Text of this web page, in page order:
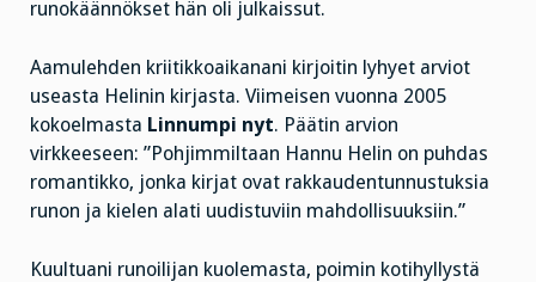
runokäännökset hän oli julkaissut.
Aamulehden kriitikkoaikanani kirjoitin lyhyet arviot
useasta Helinin kirjasta. Viimeisen vuonna 2005
kokoelmasta Linnumpi nyt. Päätin arvion
virkkeeseen: ”Pohjimmiltaan Hannu Helin on puhdas
romantikko, jonka kirjat ovat rakkaudentunnustuksia
runon ja kielen alati uudistuviin mahdollisuuksiin.”
Kuultuani runoilijan kuolemasta, poimin kotihyllystä